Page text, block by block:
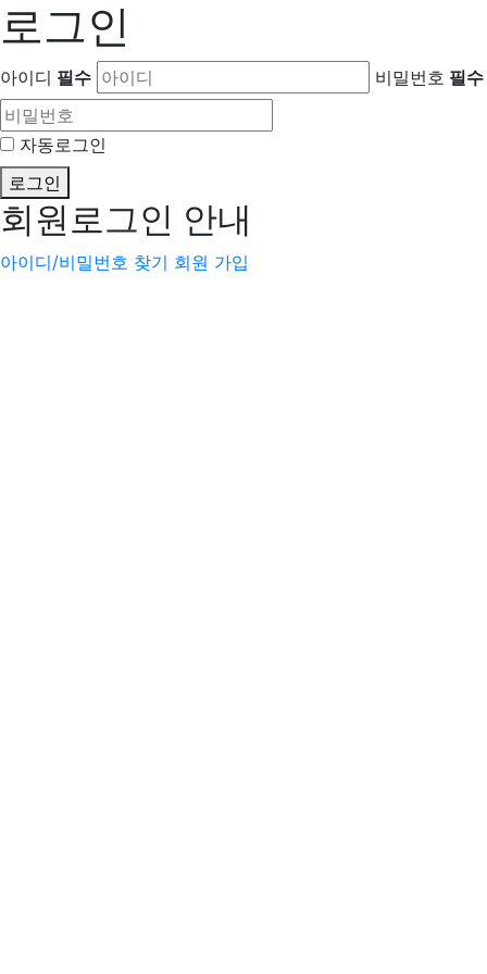
로그인
아이디 필수 비밀번호 필수
자동로그인
로그인
회원로그인 안내
아이디/비밀번호 찾기 회원 가입